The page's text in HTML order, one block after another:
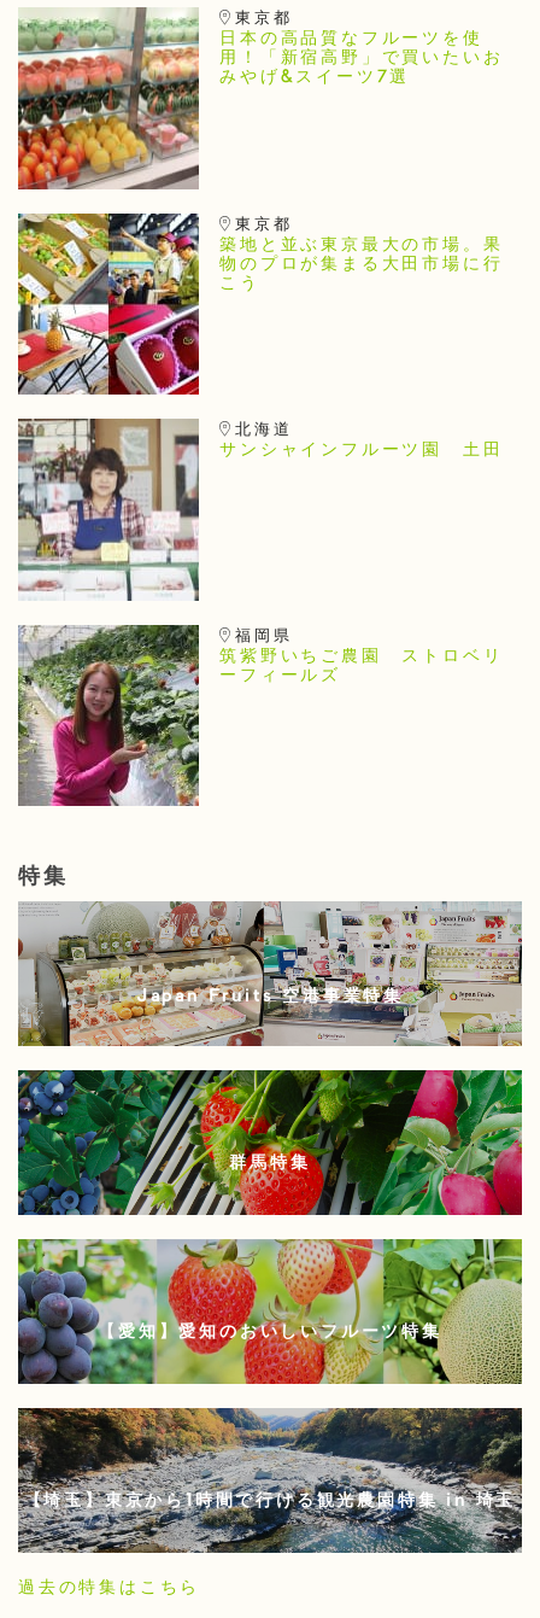
東京都
日本の高品質なフルーツを使
用！「新宿高野」で買いたいお
みやげ&スイーツ7選
東京都
築地と並ぶ東京最大の市場。果
物のプロが集まる大田市場に行
こう
北海道
サンシャインフルーツ園 土田
福岡県
筑紫野いちご農園 ストロベリ
ーフィールズ
特集
Japan Fruits 空港事業特集
群馬特集
【愛知】愛知のおいしいフルーツ特集
【埼玉】東京から1時間で行ける観光農園特集 in 埼玉
過去の特集はこちら